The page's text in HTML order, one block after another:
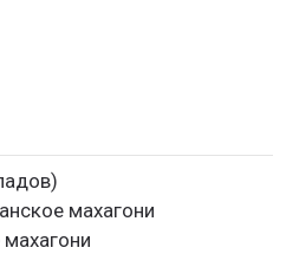
махагони